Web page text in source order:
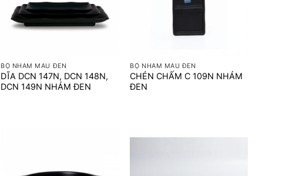
BỘ NHÁM MÀU ĐEN
DĨA DCN 147N, DCN 148N,
DCN 149N NHÁM ĐEN
BỘ NHÁM MÀU ĐEN
CHÉN CHẤM C 109N NHÁM
ĐEN